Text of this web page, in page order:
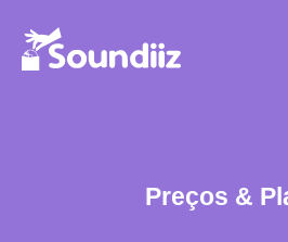
Preços &